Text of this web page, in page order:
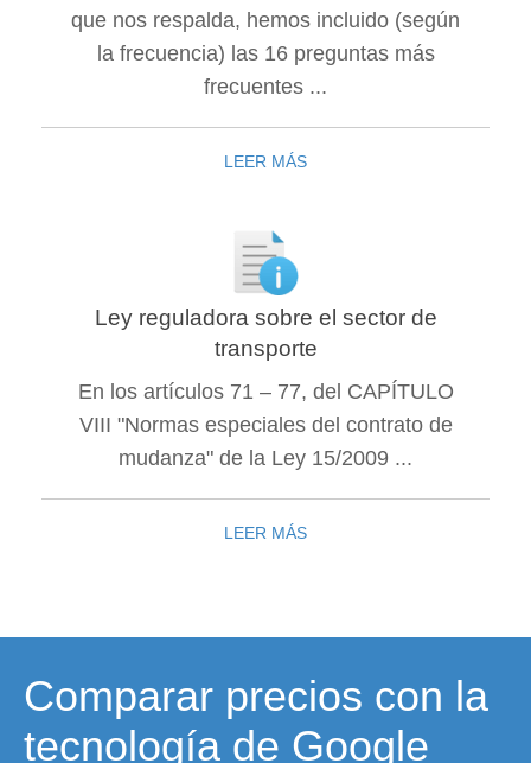
que nos respalda, hemos incluido (según
la frecuencia) las 16 preguntas más
frecuentes ...
LEER MÁS
Ley reguladora sobre el sector de
transporte
En los artículos 71 – 77, del CAPÍTULO
VIII "Normas especiales del contrato de
mudanza" de la Ley 15/2009 ...
LEER MÁS
Comparar precios con la
tecnología de Google